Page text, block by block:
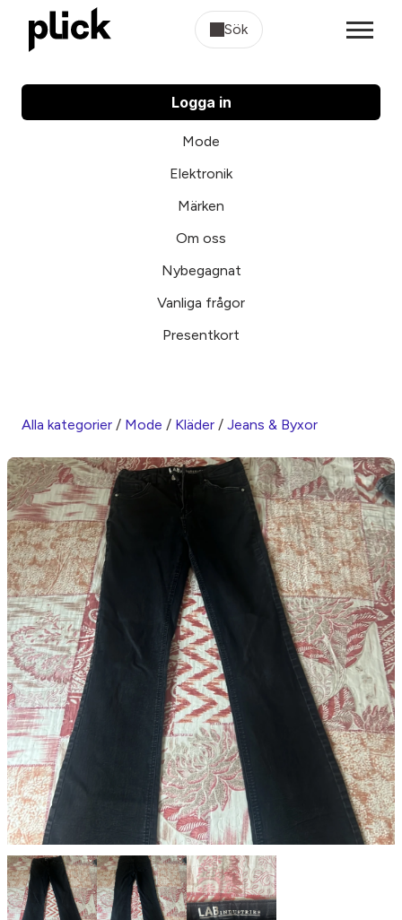
Sök
Logga in
Mode
Elektronik
Märken
Om oss
Nybegagnat
Vanliga frågor
Presentkort
Alla kategorier / Mode / Kläder / Jeans & Byxor